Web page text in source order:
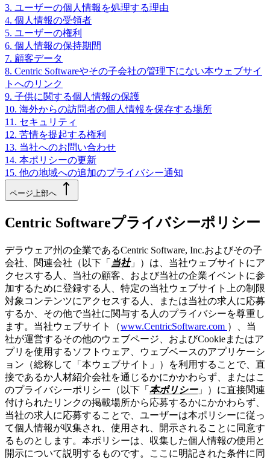
3. ユーザーの個人情報を処理する理由
4. 個人情報の受領者
5. ユーザーの権利
6. 個人情報の保持期間
7. 顧客データ
8. Centric Softwareやその子会社の管理下にない本ウェブサイ
トへのリンク
9. 子供に関する個人情報の保護
10. 海外からの訪問者の個人情報を保存する場所
11. セキュリティ
12. 苦情を提起する権利
13. 当社へのお問い合わせ
14. 本ポリシーの更新
15. 他の地域への追加のプライバシー通知
ページ上部へ
Centric Softwareプライバシーポリシー
デラウェア州の企業であるCentric Software, Inc.およびその子
会社、関連会社（以下「 当社」）は、当社ウェブサイトにア
クセスする人、当社の顧客、および当社の企業イベントに参
加するために登録する人、特定の当社ウェブサイト上の制限
対象コンテンツにアクセスする人、または当社の求人に応募
するか、その他で当社に関与する人のプライバシーを尊重し
ます。当社ウェブサイト（www.CentricSoftware.com ）、当
社が運営するその他のウェブページ、およびCookieまたはア
プリを使用するソフトウェア、ウェブベースのアプリケーシ
ョン（総称して「本ウェブサイト」）を利用することで、直
接であるか人材紹介会社を通じるかにかかわらず、またはこ
のプライバシーポリシー（以下「 本ポリシー」）に直接関連
付けられたリンクの掲載場所から応募するかにかかわらず、
当社の求人に応募することで、ユーザーは本ポリシーに従っ
て個人情報が収集され、使用され、開示されることに同意す
るものとします。本ポリシーは、収集した個人情報の使用と
開示について説明するものです。ここに明記された条件に同